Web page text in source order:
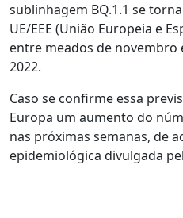
sublinhagem BQ.1.1 se
UE/EEE (União Europeia e
entre meados de novembro
2022.
Caso se confirme essa
Europa um aumento do
nas próximas semanas, de
epidemiológica divulgada